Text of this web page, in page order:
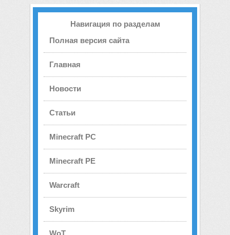
Навигация по разделам
Полная версия сайта
Главная
Новости
Статьи
Minecraft PC
Minecraft PE
Warcraft
Skyrim
WoT